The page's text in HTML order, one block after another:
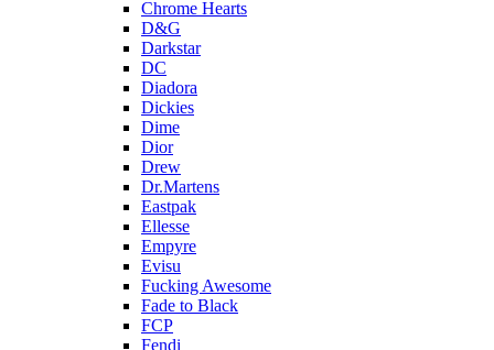
Chrome Hearts
D&G
Darkstar
DC
Diadora
Dickies
Dime
Dior
Drew
Dr.Martens
Eastpak
Ellesse
Empyre
Evisu
Fucking Awesome
Fade to Black
FCP
Fendi